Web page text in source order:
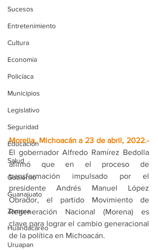
Sucesos
Entretenimiento
Cultura
Economía
Policíaca
Municipios
Legislativo
Seguridad
Educación
Salud
Gobierno
Guanajuato
Zamora
Huandacareo
Uruapan
El gobernador Alfredo Ramírez Bedolla
afirmó que en el proceso de
transformación impulsado por el
presidente Andrés Manuel López
Obrador, el partido Movimiento de
Regeneración Nacional (Morena) es
clave para lograr el cambio generacional
de la política en Michoacán.